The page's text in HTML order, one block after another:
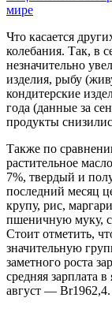
мире
Что касается
колебания. Так, в
незначительно
изделия, рыбу
кондитерские
года (данные за
продукты
Также по
растительное
7%, твердый и
последний месяц
крупу, рис,
пшеничную муку,
Стоит отметить,
значительную
заметного роста
средняя зарплата
август — Br1962,4.